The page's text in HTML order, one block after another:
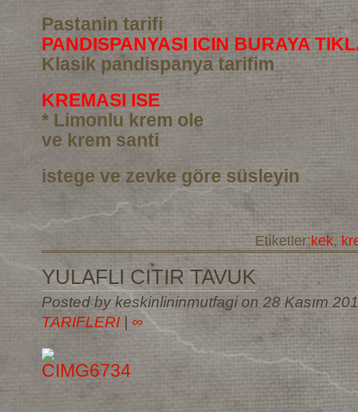
Pastanin tarifi
PANDISPANYASI ICIN BURAYA
Klasik pandispanya tarifim
KREMASI ISE
* Limonlu krem ole
ve krem santi
istege ve zevke göre süsleyin
Etiketler:kek,
YULAFLI CITIR TAVUK
Posted by keskinlininmutfagi on 28 Kasım
TARIFLERI
∞